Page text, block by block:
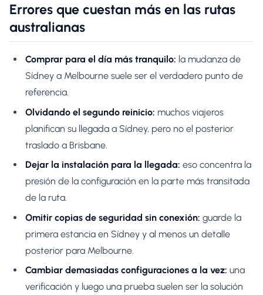
Errores que cuestan más en las rutas
australianas
Comprar para el día más tranquilo: la mudanza de
Sídney a Melbourne suele ser el verdadero punto de
referencia.
Olvidando el segundo reinicio: muchos viajeros
planifican su llegada a Sídney, pero no el posterior
traslado a Brisbane.
Dejar la instalación para la llegada: eso concentra la
presión de la configuración en la parte más transitada
de la ruta.
Omitir copias de seguridad sin conexión: guarde la
primera estancia en Sídney y al menos un detalle
posterior para Melbourne.
Cambiar demasiadas configuraciones a la vez: una
verificación y luego una prueba suelen ser la solución